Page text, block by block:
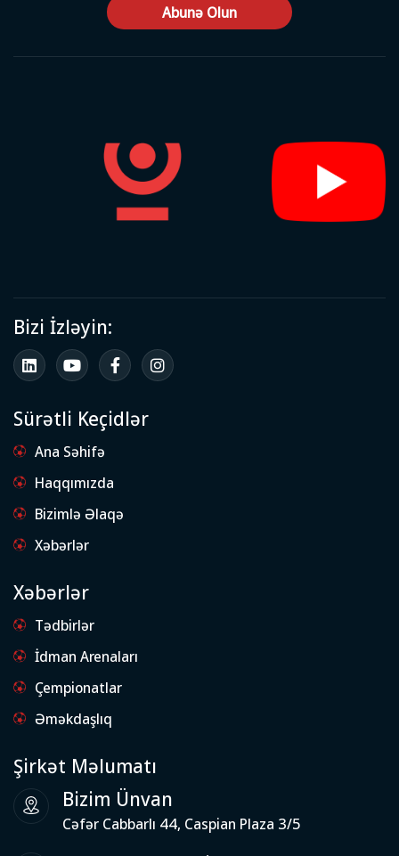
Abunə Olun
Bizi İzləyin:
Sürətli Keçidlər
Ana Səhifə
Haqqımızda
Bizimlə Əlaqə
Xəbərlər
Xəbərlər
Tədbirlər
İdman Arenaları
Çempionatlar
Əməkdaşlıq
Şirkət Məlumatı
Bizim Ünvan
Cəfər Cabbarlı 44, Caspian Plaza 3/5